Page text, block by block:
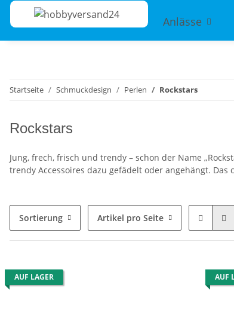
Anlässe
Startseite Schmuckdesign Perlen Rockstars
Rockstars
Jung, frech, frisch und trendy – schon der Name
trendy Accessoires dazu gefädelt oder angehängt.
Sortierung Artikel pro Seite
AUF LAGER AUF